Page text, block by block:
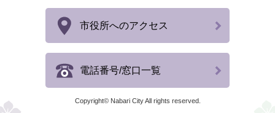
市役所へのアクセス
電話番号/窓口一覧
Copyright© Nabari City All rights reserved.